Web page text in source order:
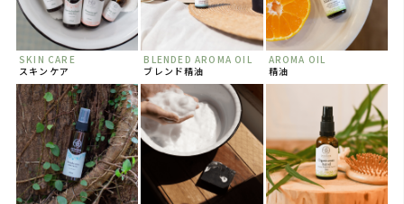
SKIN CARE
スキンケア
BLENDED AROMA OIL
ブレンド精油
AROMA OIL
精油